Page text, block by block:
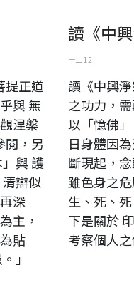
提正道
與 無
涅槃
閱，另
與 護
辯似
深
主，
貼
」
讀《中
十二 12
讀《中興
之功力，
以「憶佛
日身體因
斷現起，
雖色身之
生、死、
下是關於
考察個人